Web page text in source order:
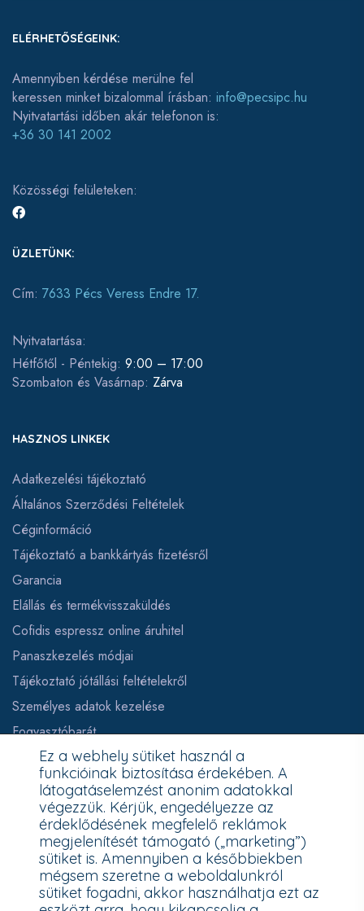
Ez a webhely sütiket használ a
funkcióinak biztosítása érdekében. A
látogatáselemzést anonim adatokkal
végezzük. Kérjük, engedélyezze az
érdeklődésének megfelelő reklámok
megjelenítését támogató („marketing”)
sütiket is. Amennyiben a későbbiekben
mégsem szeretne a weboldalunkról
sütiket fogadni, akkor használhatja ezt az
ELÉRHETŐSÉGEINK:
Amennyiben kérdése merülne fel
keressen minket bizalommal írásban: info@pecsipc.hu
Nyitvatartási időben akár telefonon is:
+36 30 141 2002
Közösségi felületeken:
ÜZLETÜNK:
Cím: 7633 Pécs Veress Endre 17.
Nyitvatartása:
Hétfőtől - Péntekig: 9:00 – 17:00
Szombaton és Vasárnap: Zárva
HASZNOS LINKEK
Adatkezelési tájékoztató
Általános Szerződési Feltételek
Céginformáció
Tájékoztató a bankkártyás fizetésről
Garancia
Elállás és termékvisszaküldés
Cofidis espressz online áruhitel
Panaszkezelés módjai
Tájékoztató jótállási feltételekről
Személyes adatok kezelése
Fogyasztóbarát
Elállás a szerződéstől
TISZTELT VÁSÁRLÓNK!
Fizetésnél kérje az ingyenes adattörlő kódot adatainak
biztonsága érdekében!